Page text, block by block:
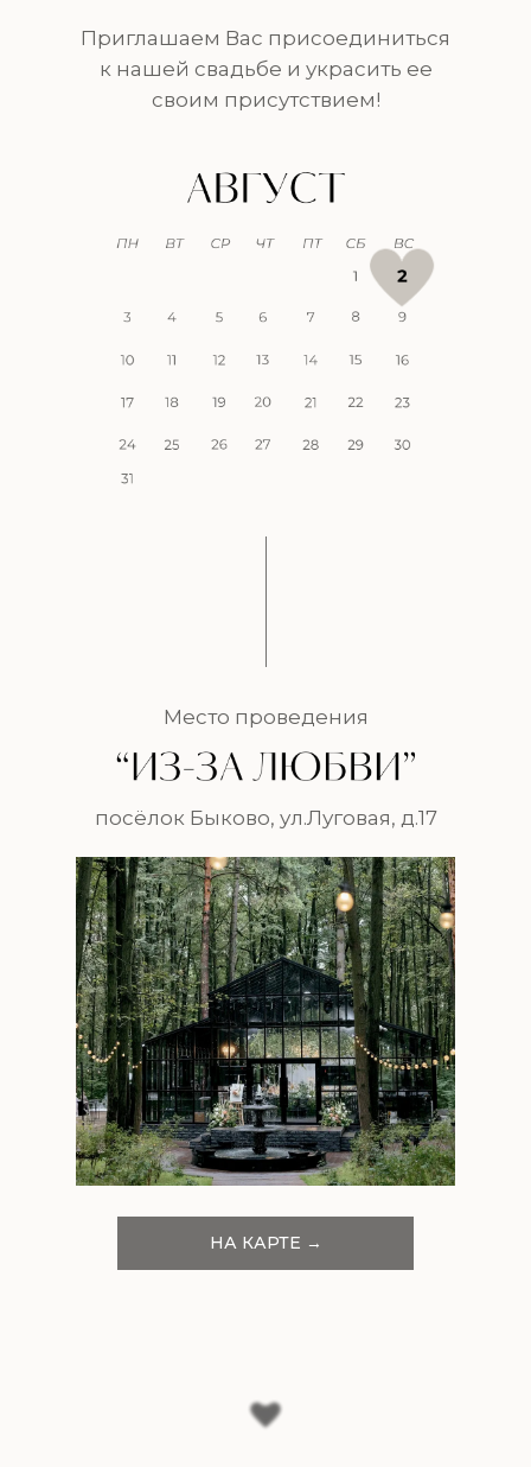
Приглашаем Вас присоединиться
к нашей свадьбе и украсить ее
своим присутствием!
Место проведения
посёлок Быково, ул.Луговая, д.17
НА КАРТЕ →